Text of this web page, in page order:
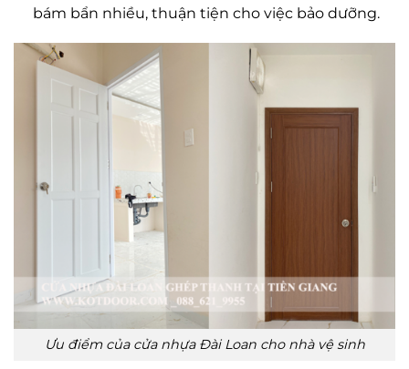
bám bẩn nhiều, thuận tiện cho việc bảo dưỡng.
Ưu điểm của cửa nhựa Đài Loan cho nhà vệ sinh